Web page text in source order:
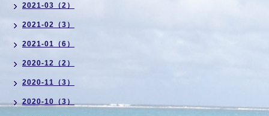
2021-03（2）
2021-02（3）
2021-01（6）
2020-12（2）
2020-11（3）
2020-10（3）